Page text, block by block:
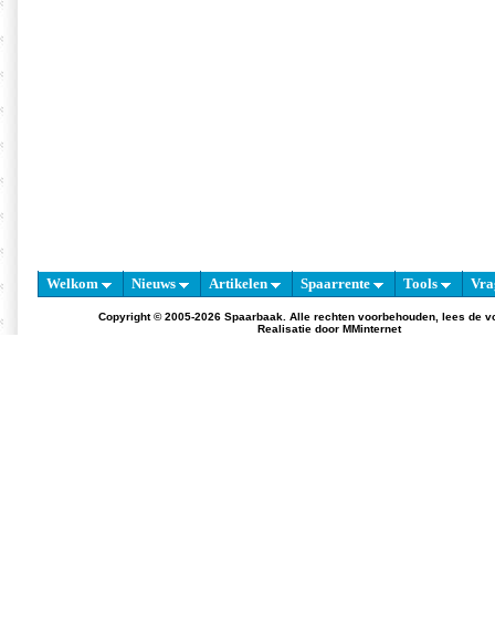
Welkom Nieuws Artikelen Spaarrente Tools
Copyright © 2005-2026 Spaarbaak. Alle rechten voorbehouden, lees de
Realisatie door MMinternet